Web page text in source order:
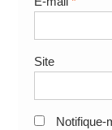
Site
Notifique-